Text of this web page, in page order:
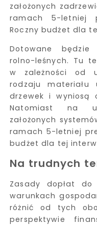
założonych
ramach 5-letniej
Roczny budżet dla
Dotowane będzie
rolno-leśnych. Tu
w zależności od
rodzaju materiału
drzewek i wyniosą
Natomiast na
założonych
ramach 5-letniej
budżet dla tej
Na trudnych
Zasady dopłat do
warunkach
różnić od tych
perspektywie